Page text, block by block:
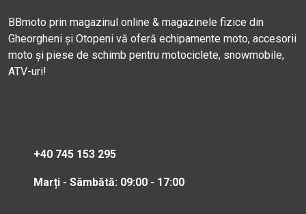
BBmoto prin magazinul online & magazinele fizice din
Gheorgheni și Otopeni vă oferă echipamente moto, accesorii
moto și piese de schimb pentru motociclete, snowmobile,
ATV-uri!
+40 745 153 295
Marți - Sâmbătă: 09:00 - 17:00